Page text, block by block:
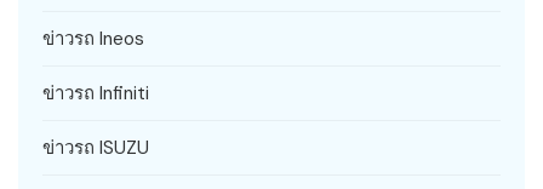
ข่าวรถ Ineos
ข่าวรถ Infiniti
ข่าวรถ ISUZU